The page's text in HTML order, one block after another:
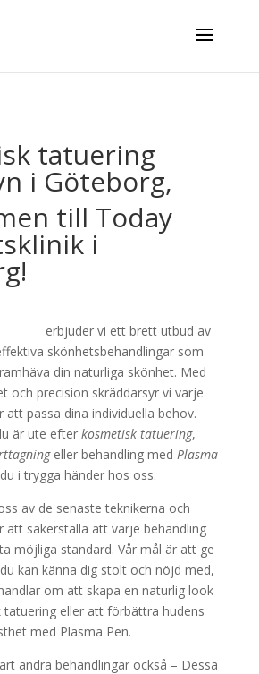
tatuering
i Göteborg,
till Today
i
erbjuder vi ett brett utbud av
skönhetsbehandlingar som
din naturliga skönhet. Med
och precision skräddarsyr vi varje
att passa dina individuella behov.
är ute efter kosmetisk tatuering,
eller behandling medPlasma
i trygga händer hos oss.
av de senaste teknikerna och
att säkerställa att varje behandling
möjliga standard. Vår mål är att ge
kan känna dig stolt och nöjd med,
om att skapa en naturlig look
tatuering eller att förbättra hudens
med Plasma Pen.
andra behandlingar också – Dessa